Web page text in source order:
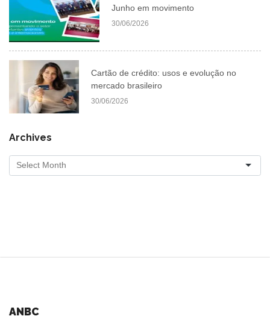
Junho em movimento
30/06/2026
Cartão de crédito: usos e evolução no
mercado brasileiro
30/06/2026
Archives
ANBC